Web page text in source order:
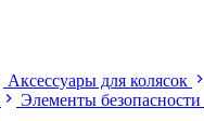
Аксессуары для колясок
Элементы безопасности